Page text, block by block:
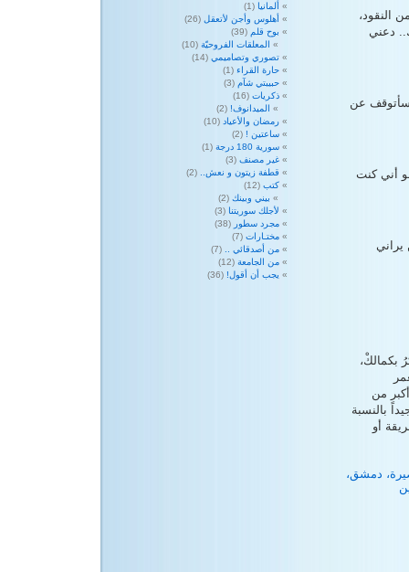
النقود،
دعني
سأتوقف عن
أني كنت
يراني
بكمالكْ،
من
بالنسبة
أو
دمشق،
ألمانيا (1)
أهلوس وأجن لأتعقل (26)
بوح قلم (39)
المعلقات الفروحيّة (10)
تصوري وتصاميمي (14)
حارة القراء (1)
حبيبتي شآم (3)
ذكريات (16)
الميدانوف! (2)
رمضان والأعياد (10)
ساعتين ! (2)
سورية 180 درجة
(1)
غير مصنف (3)
قطفة زيتون و نعش..
(2)
كتب (12)
بيني وبينك (2)
لأجلك سوريتنا (3)
مجرد سطور (38)
مختـارات (7)
من أصدقائي ..
(7)
من الجامعة (12)
يجب أن أقول! (36)